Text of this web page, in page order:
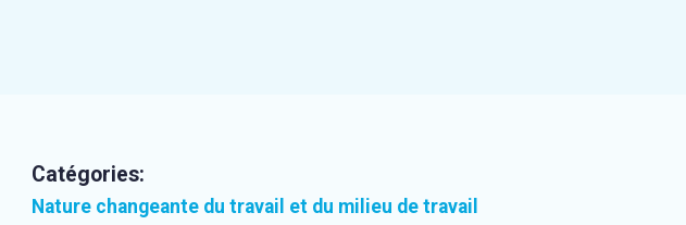
Catégories:
Nature changeante du travail et du milieu de travail